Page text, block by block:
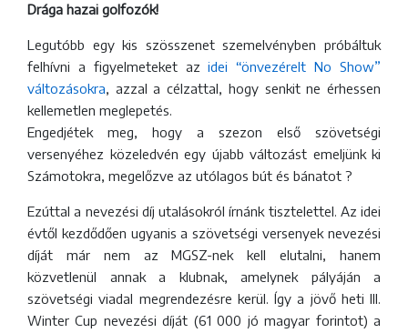
Drága hazai golfozók!
Legutóbb egy kis szösszenet szemelvényben próbáltuk
felhívni a figyelmeteket azidei “önvezérelt No Show”
változásokra, azzal a célzattal, hogy senkit ne érhessen
kellemetlen meglepetés.
Engedjétek meg, hogy a szezon első szövetségi
versenyéhez közeledvén egy újabb változást emeljünk ki
Számotokra, megelőzve az utólagos bút és bánatot ?
Ezúttal a nevezési díj utalásokról írnánk tisztelettel. Az idei
évtől kezdődően ugyanis a szövetségi versenyek nevezési
díját már nem az MGSZ-nek kell elutalni, hanem
közvetlenül annak a klubnak, amelynek pályáján a
szövetségi viadal megrendezésre kerül. Így a jövő heti III.
Winter Cup nevezési díját (61 000 jó magyar forintot) a